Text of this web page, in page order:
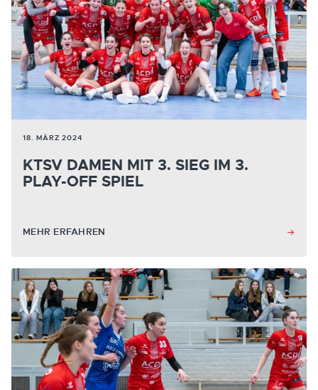
18. MÄRZ 2024
KTSV DAMEN MIT 3. SIEG IM 3.
PLAY-OFF SPIEL
MEHR ERFAHREN